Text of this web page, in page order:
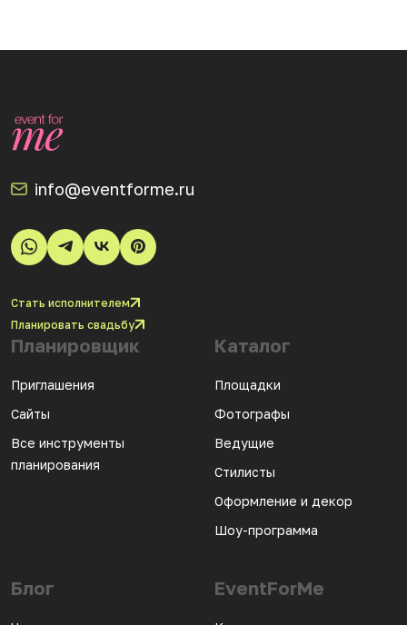
info@eventforme.ru
Стать исполнителем
Планировать свадьбу
Планировщик
Приглашения
Сайты
Все инструменты
планирования
Каталог
Площадки
Фотографы
Ведущие
Стилисты
Оформление и декор
Шоу-программа
Блог EventForMe